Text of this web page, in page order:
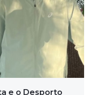
e o Desporto